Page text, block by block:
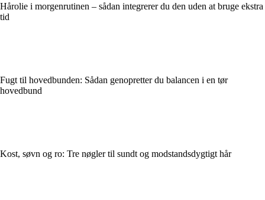
Hårolie i morgenrutinen – sådan integrerer du den uden at bruge ekstra
tid
Fugt til hovedbunden: Sådan genopretter du balancen i en tør
hovedbund
Kost, søvn og ro: Tre nøgler til sundt og modstandsdygtigt hår